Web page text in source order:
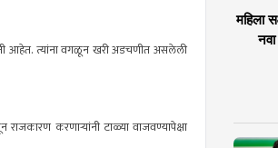
आहेत. त्यांना वगळून खरी अडचणीत असलेली
करणाऱ्यांनी टाळ्या वाजवण्यापेक्षा
महिला